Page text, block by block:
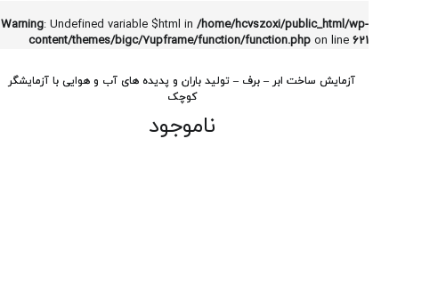
Warning: Undefined variable $html in /home/hcvszoxi/public_html/wp-
content/themes/bigc/7upframe/function/function.php on line 621
آزمایش ساخت ابر – برف – تولید باران و پدیده های آب و هوایی با آزمایشگر
کوچک
ناموجود